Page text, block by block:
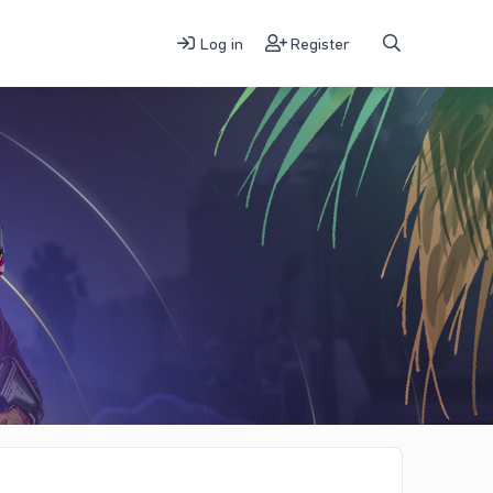
Log in Register